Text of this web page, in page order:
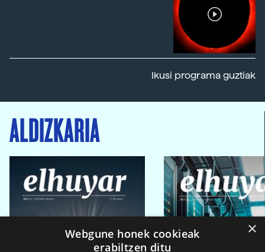
Ikusi programa guztiak
ALDIZKARIA
×
Webgune honek cookieak
erabiltzen ditu